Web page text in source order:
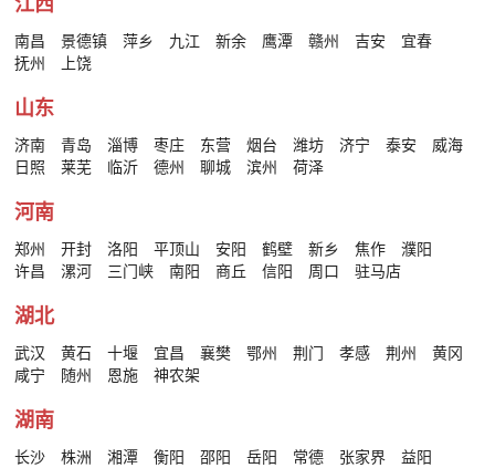
江西
南昌 景德镇 萍乡 九江 新余 鹰潭 赣州 吉安
宜春
抚州
上饶
山东
济南 青岛 淄博 枣庄 东营 烟台 潍坊 济宁 泰安
威海
日照
莱芜 临沂 德州 聊城 滨州 荷泽
河南
郑州 开封 洛阳 平顶山 安阳 鹤壁 新乡 焦作
濮阳
许昌
漯河 三门峡 南阳 商丘 信阳 周口 驻马店
湖北
武汉 黄石 十堰 宜昌 襄樊 鄂州 荆门 孝感 荆州
黄冈
咸宁
随州 恩施 神农架
湖南
长沙 株洲 湘潭 衡阳 邵阳 岳阳 常德 张家界
益阳